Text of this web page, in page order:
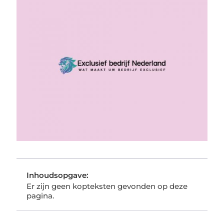
Inhoudsopgave:
Er zijn geen kopteksten gevonden op deze
pagina.